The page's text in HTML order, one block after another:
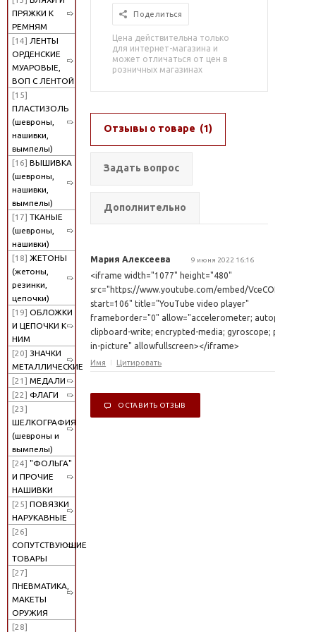
ПРЯЖКИ К
РЕМНЯМ
[14] ЛЕНТЫ
ОРДЕНСКИЕ
МУАРОВЫЕ,
ВОП С ЛЕНТОЙ
[15]
ПЛАСТИЗОЛЬ
(шевроны,
нашивки,
вымпелы)
[16] ВЫШИВКА
(шевроны,
нашивки,
вымпелы)
[17] ТКАНЫЕ
(шевроны,
нашивки)
[18] ЖЕТОНЫ
(жетоны,
резинки,
цепочки)
[19] ОБЛОЖКИ
И ЦЕПОЧКИ К
НИМ
[20] ЗНАЧКИ
МЕТАЛЛИЧЕСКИЕ
[21] МЕДАЛИ
[22] ФЛАГИ
[23]
ШЕЛКОГРАФИЯ
(шевроны и
вымпелы)
[24] "ФОЛЬГА"
И ПРОЧИЕ
НАШИВКИ
[25] ПОВЯЗКИ
НАРУКАВНЫЕ
[26]
СОПУТСТВУЮЩИЕ
ТОВАРЫ
[27]
ПНЕВМАТИКА,
МАКЕТЫ
ОРУЖИЯ
[28]
Поделиться
Цена действительна только
для интернет-магазина и
может отличаться от цен в
розничных магазинах
Отзывы о товаре (1)
Задать вопрос
Дополнительно
Мария Алексеева 9 июня 2022 16:16
<iframe width="1077" height="480"
src="https://www.youtube.com/embed/VceCOPUEEpc?
start=106" title="YouTube video player"
frameborder="0" allow="accelerometer; autoplay;
clipboard-write; encrypted-media; gyroscope; picture-
in-picture" allowfullscreen></iframe>
Имя Цитировать
ОСТАВИТЬ ОТЗЫВ